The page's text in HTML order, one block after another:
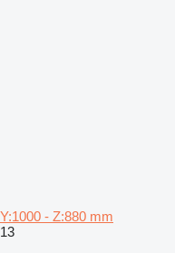
Y:1000 - Z:880 mm
13